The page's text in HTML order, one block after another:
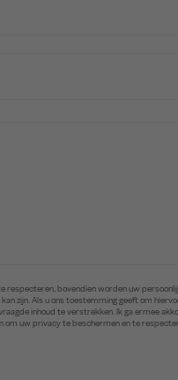
bovendien worden uw
zijn. Als u ons toestemming geeft om
inhoud te verstrekken. Ik ga ermee
om uw privacy te beschermen en te